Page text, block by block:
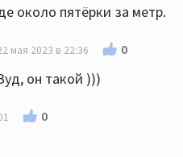
около пятёрки за метр.
мая 2023 в 22:36 0
он такой )))
0